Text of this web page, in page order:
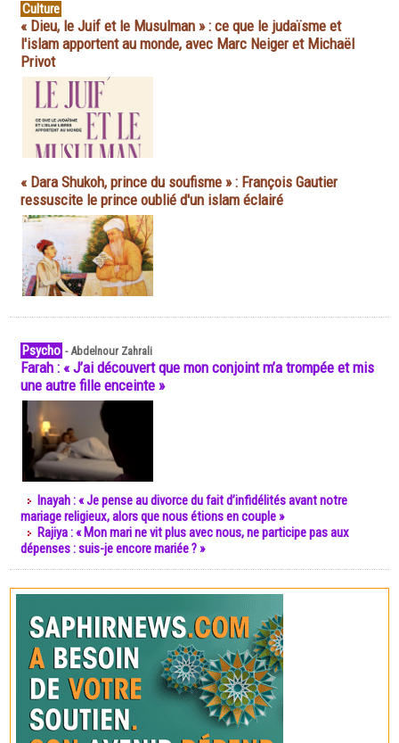
Culture
« Dieu, le Juif et le Musulman » : ce que le judaïsme et
l'islam apportent au monde, avec Marc Neiger et Michaël
Privot
« Dara Shukoh, prince du soufisme » : François Gautier
ressuscite le prince oublié d'un islam éclairé
Psycho -Abdelnour Zahrali
Farah : « J’ai découvert que mon conjoint m’a trompée et mis
une autre fille enceinte »
Inayah : « Je pense au divorce du fait d’infidélités avant notre
mariage religieux, alors que nous étions en couple »
Rajiya : « Mon mari ne vit plus avec nous, ne participe pas aux
dépenses : suis-je encore mariée ? »